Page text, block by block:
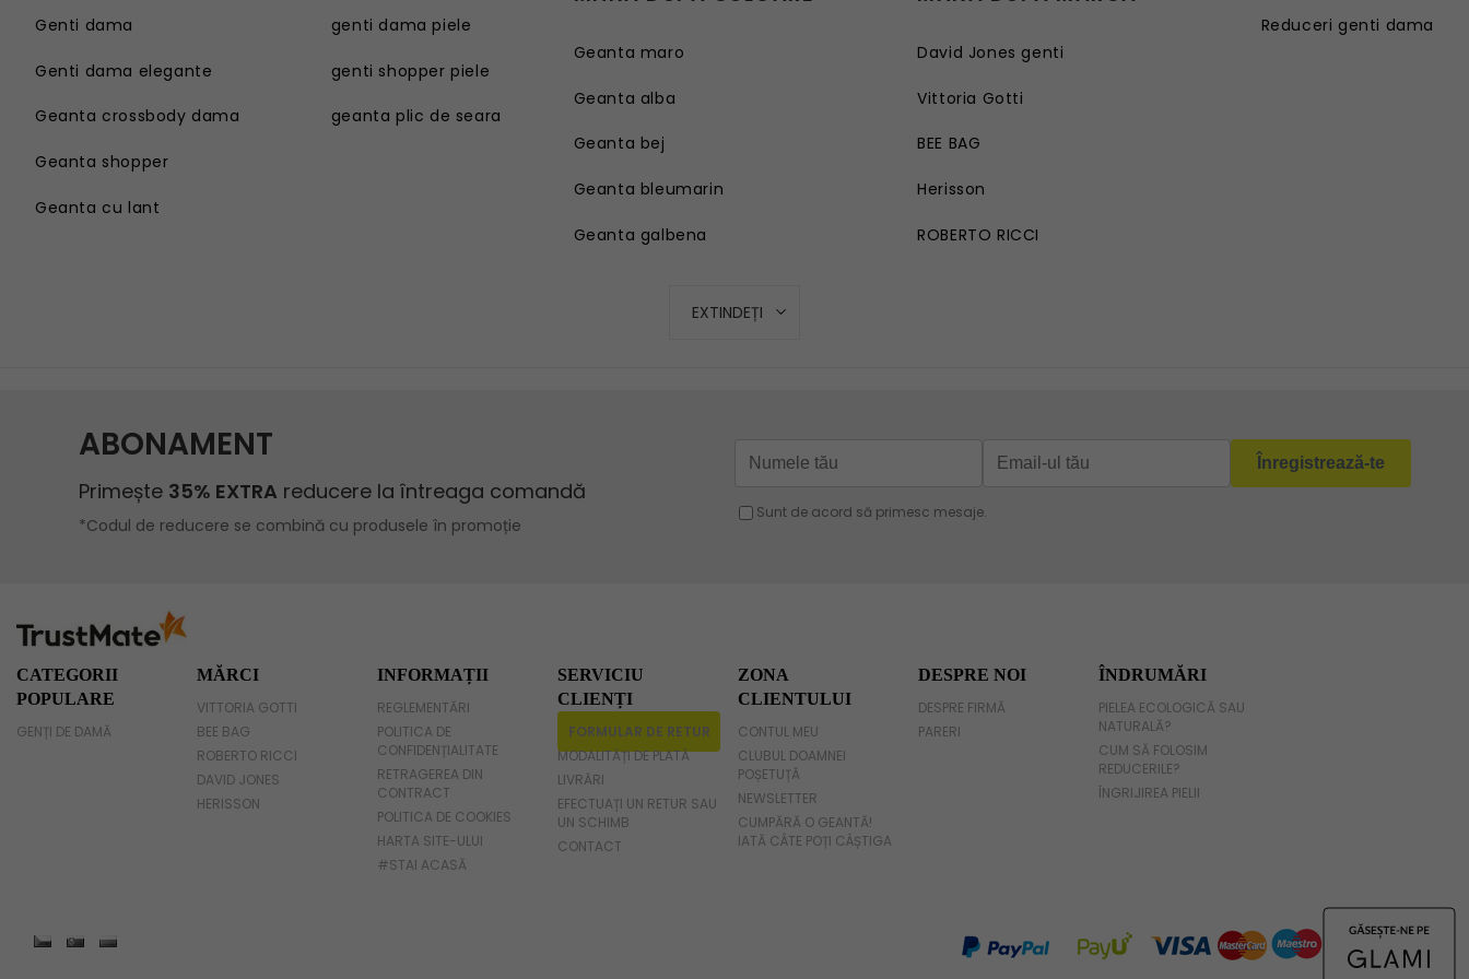
Genti dama
Genti dama elegante
Geanta crossbody dama
Geanta shopper
Geanta cu lant
Geanta cu lant
Geanta tip sac
Geanta umar dama casual
Geanta voiaj
Geanta cu franjuri
Geanta umar
Geanta mare
genti dama piele
genti shopper piele
geanta plic de seara
Geanta maro
Geanta alba
Geanta bej
Geanta bleumarin
Geanta galbena
David Jones genti
Vittoria Gotti
BEE BAG
Herisson
ROBERTO RICCI
Reduceri genti dama
EXTINDEȚI
CATEGORII
POPULARE
GENȚI DE DAMĂ
MĂRCI
VITTORIA GOTTI
BEE BAG
ROBERTO RICCI
DAVID JONES
HERISSON
INFORMAȚII
REGLEMENTĂRI
POLITICA DE
CONFIDENȚIALITATE
RETRAGEREA DIN
CONTRACT
POLITICA DE COOKIES
HARTA SITE-ULUI
#STAI ACASĂ
SERVICIU
CLIENȚI
FORMULAR DE RETUR
MODALITĂȚI DE PLATĂ
LIVRĂRI
EFECTUAȚI UN RETUR SAU
UN SCHIMB
CONTACT
ZONA
CLIENTULUI
CONTUL MEU
CLUBUL DOAMNEI
POȘETUȚĂ
NEWSLETTER
CUMPĂRĂ O GEANTĂ!
IATĂ CÂTE POȚI CÂȘTIGA
DESPRE NOI
DESPRE FIRMĂ
PARERI
ÎNDRUMĂRI
PIELEA ECOLOGICĂ SAU
NATURALĂ?
CUM SĂ FOLOSIM
REDUCERILE?
ÎNGRIJIREA PIELII